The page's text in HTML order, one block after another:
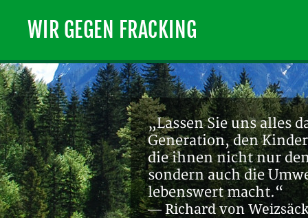
WIR GEGEN FRACKING
„Lassen Sie uns alles
Generation, den
die ihnen nicht nur
sondern auch die
lebenswert macht.“
— Richard von